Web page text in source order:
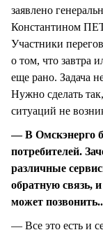
заявлено
Константином
Участники
о том, что завтра
еще рано. Задача
Нужно сделать
ситуаций не
— В Омскэнерго
потребителей.
различные
обратную связь,
может
— Все это есть и